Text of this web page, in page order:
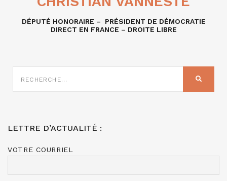
DÉPUTÉ HONORAIRE – PRÉSIDENT DE DÉMOCRATIE
DIRECT EN FRANCE – DROITE LIBRE
SUR
LETTRE D’ACTUALITÉ :
VOTRE COURRIEL